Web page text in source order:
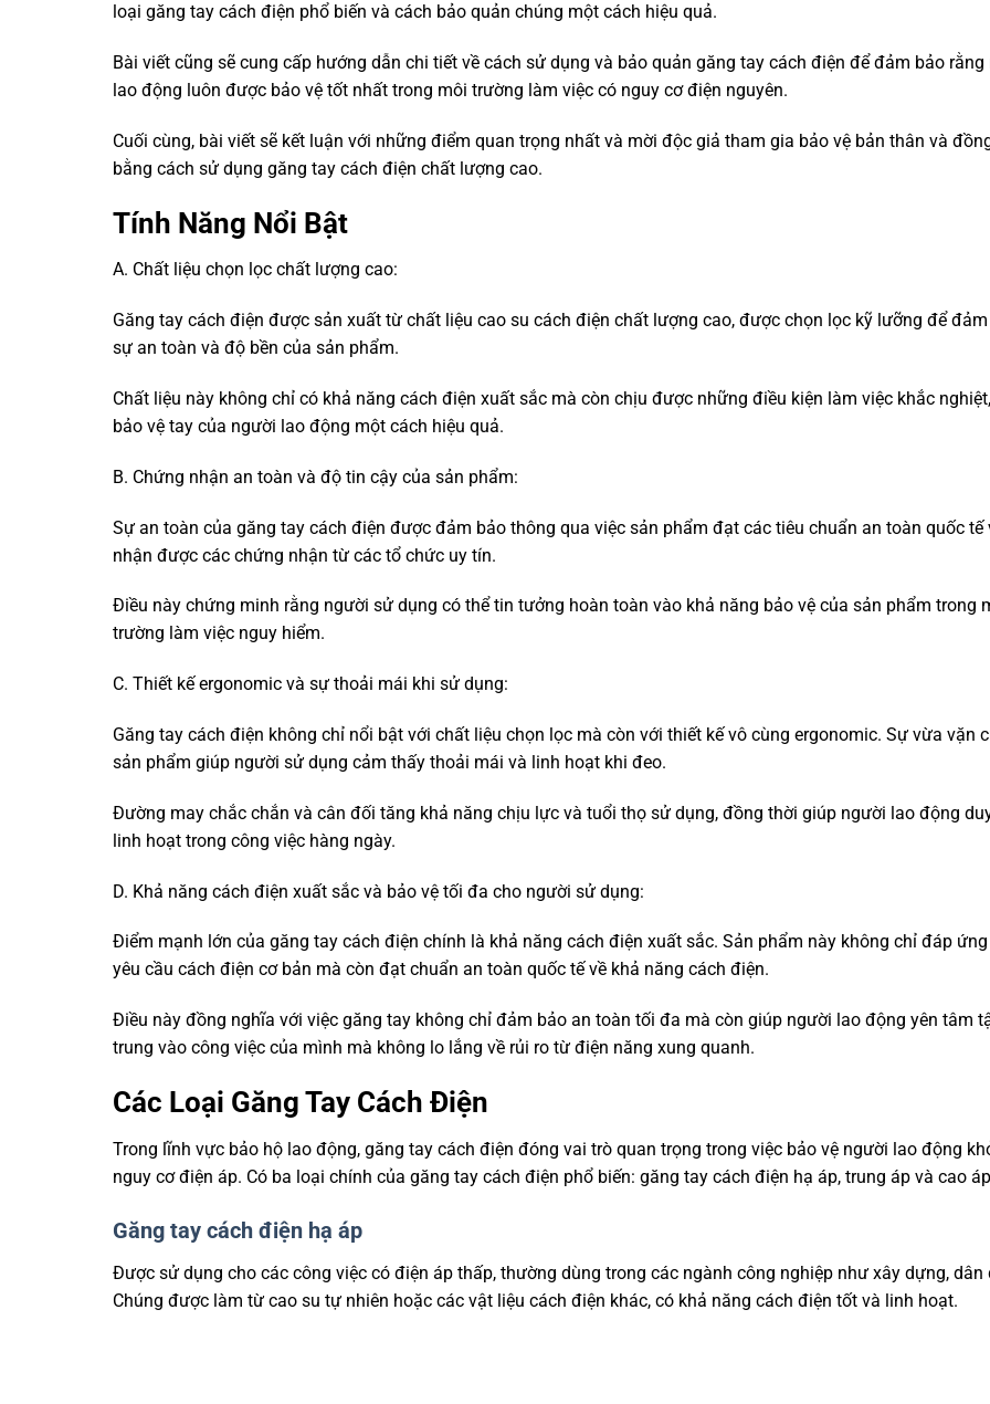
loại găng tay cách điện phổ biến và cách bảo quản chúng một cách hiệu quả.
Bài viết cũng sẽ cung cấp hướng dẫn chi tiết về cách sử dụng và bảo quản găng tay cách điện để đảm bảo rằng
lao động luôn được bảo vệ tốt nhất trong môi trường làm việc có nguy cơ điện nguyên.
Cuối cùng, bài viết sẽ kết luận với những điểm quan trọng nhất và mời độc giả tham gia bảo vệ bản thân và
bằng cách sử dụng găng tay cách điện chất lượng cao.
Tính Năng Nổi Bật
A. Chất liệu chọn lọc chất lượng cao:
Găng tay cách điện được sản xuất từ chất liệu cao su cách điện chất lượng cao, được chọn lọc kỹ lưỡng để
sự an toàn và độ bền của sản phẩm.
Chất liệu này không chỉ có khả năng cách điện xuất sắc mà còn chịu được những điều kiện làm việc khắc
bảo vệ tay của người lao động một cách hiệu quả.
B. Chứng nhận an toàn và độ tin cậy của sản phẩm:
Sự an toàn của găng tay cách điện được đảm bảo thông qua việc sản phẩm đạt các tiêu chuẩn an toàn quốc tế
nhận được các chứng nhận từ các tổ chức uy tín.
Điều này chứng minh rằng người sử dụng có thể tin tưởng hoàn toàn vào khả năng bảo vệ của sản phẩm trong
trường làm việc nguy hiểm.
C. Thiết kế ergonomic và sự thoải mái khi sử dụng:
Găng tay cách điện không chỉ nổi bật với chất liệu chọn lọc mà còn với thiết kế vô cùng ergonomic. Sự vừa vặn
sản phẩm giúp người sử dụng cảm thấy thoải mái và linh hoạt khi đeo.
Đường may chắc chắn và cân đối tăng khả năng chịu lực và tuổi thọ sử dụng, đồng thời giúp người lao động
linh hoạt trong công việc hàng ngày.
D. Khả năng cách điện xuất sắc và bảo vệ tối đa cho người sử dụng:
Điểm mạnh lớn của găng tay cách điện chính là khả năng cách điện xuất sắc. Sản phẩm này không chỉ đáp
yêu cầu cách điện cơ bản mà còn đạt chuẩn an toàn quốc tế về khả năng cách điện.
Điều này đồng nghĩa với việc găng tay không chỉ đảm bảo an toàn tối đa mà còn giúp người lao động yên tâm
trung vào công việc của mình mà không lo lắng về rủi ro từ điện năng xung quanh.
Các Loại Găng Tay Cách Điện
Trong lĩnh vực bảo hộ lao động, găng tay cách điện đóng vai trò quan trọng trong việc bảo vệ người lao động
nguy cơ điện áp. Có ba loại chính của găng tay cách điện phổ biến: găng tay cách điện hạ áp, trung áp và cao
Găng tay cách điện hạ áp
Được sử dụng cho các công việc có điện áp thấp, thường dùng trong các ngành công nghiệp như xây dựng, dân
Chúng được làm từ cao su tự nhiên hoặc các vật liệu cách điện khác, có khả năng cách điện tốt và linh hoạt.